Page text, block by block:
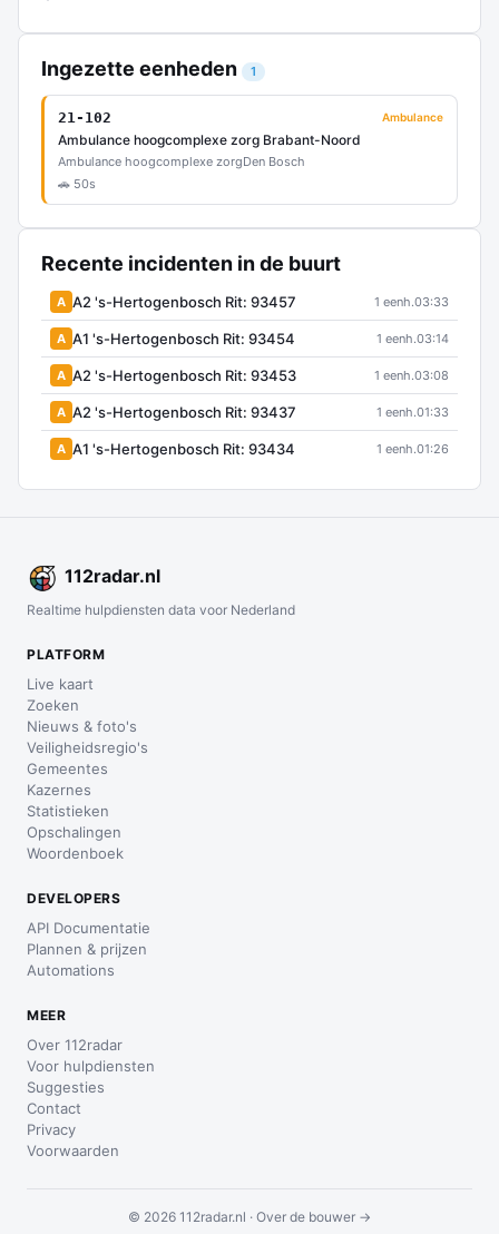
Ingezette eenheden 1
21-102 Ambulance
Ambulance hoogcomplexe zorg Brabant-Noord
Ambulance hoogcomplexe zorgDen Bosch
🚗 50s
Recente incidenten in de buurt
A A2 's-Hertogenbosch Rit: 93457 1 eenh.03:33
A A1 's-Hertogenbosch Rit: 93454 1 eenh.03:14
A A2 's-Hertogenbosch Rit: 93453 1 eenh.03:08
A A2 's-Hertogenbosch Rit: 93437 1 eenh.01:33
A A1 's-Hertogenbosch Rit: 93434 1 eenh.01:26
112radar.nl
Realtime hulpdiensten data voor Nederland
PLATFORM
Live kaart
Zoeken
Nieuws & foto's
Veiligheidsregio's
Gemeentes
Kazernes
Statistieken
Opschalingen
Woordenboek
DEVELOPERS
API Documentatie
Plannen & prijzen
Automations
MEER
Over 112radar
Voor hulpdiensten
Suggesties
Contact
Privacy
Voorwaarden
© 2026 112radar.nl · Over de bouwer →